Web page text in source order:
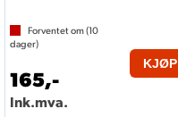
Forventet om (10
dager)
165,-
Ink.mva.
KJØP